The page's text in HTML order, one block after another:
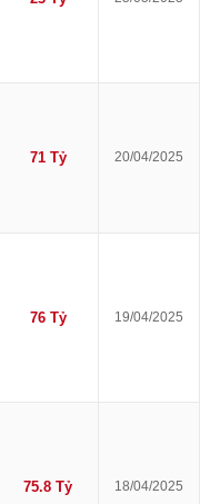
71 Tỷ 20/04/2025
76 Tỷ 19/04/2025
75.8 Tỷ 18/04/2025